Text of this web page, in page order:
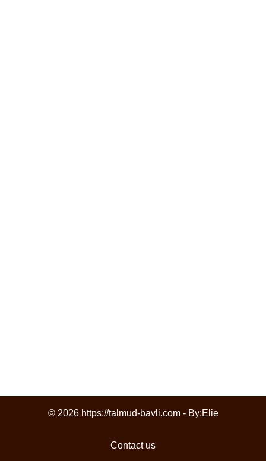
© 2026 https://talmud-bavli.com - By:Elie
Contact us